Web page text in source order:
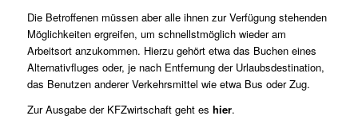
Die Betroffenen müssen aber alle ihnen zur Verfügung stehenden
Möglichkeiten ergreifen, um schnellstmöglich wieder am
Arbeitsort anzukommen. Hierzu gehört etwa das Buchen eines
Alternativfluges oder, je nach Entfernung der Urlaubsdestination,
das Benutzen anderer Verkehrsmittel wie etwa Bus oder Zug.
Zur Ausgabe der KFZwirtschaft geht es hier.